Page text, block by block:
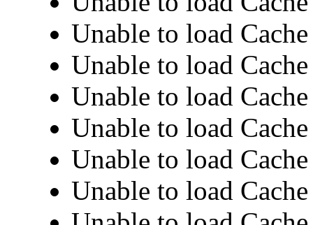
Unable to load
Unable to load
Unable to load
Unable to load
Unable to load
Unable to load